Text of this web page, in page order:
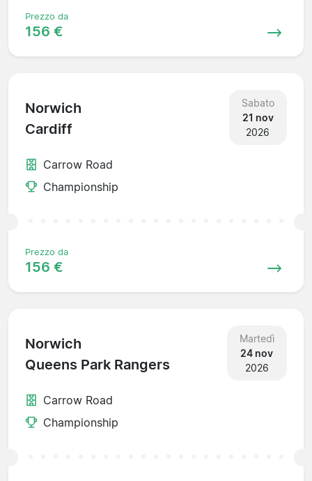
Prezzo da
156 €
Norwich
Cardiff
Sabato
21 nov
2026
Carrow Road
Championship
Prezzo da
156 €
Norwich
Queens Park Rangers
Martedì
24 nov
2026
Carrow Road
Championship